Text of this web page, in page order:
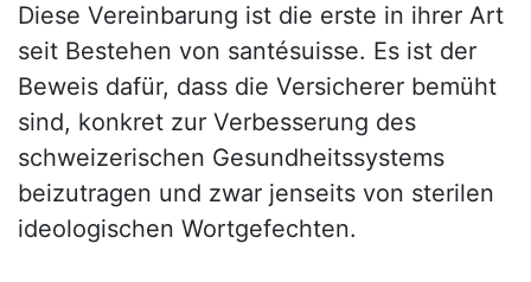
Diese Vereinbarung ist die erste in ihrer Art
seit Bestehen von santésuisse. Es ist der
Beweis dafür, dass die Versicherer bemüht
sind, konkret zur Verbesserung des
schweizerischen Gesundheitssystems
beizutragen und zwar jenseits von sterilen
ideologischen Wortgefechten.